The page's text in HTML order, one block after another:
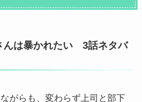
んは暴かれたい 3話ネタバ
がらも、変わらず上司と部下